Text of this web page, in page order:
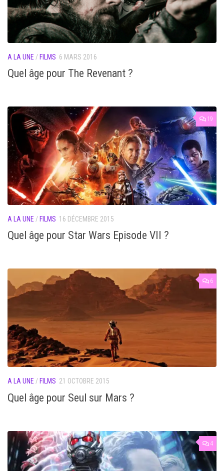
A LA UNE / FILMS 6 MARS 2016
Quel âge pour The Revenant ?
19
A LA UNE/ FILMS 16 DÉCEMBRE 2015
Quel âge pour Star Wars Episode VII ?
6
A LA UNE/ FILMS 21 OCTOBRE 2015
Quel âge pour Seul sur Mars ?
4